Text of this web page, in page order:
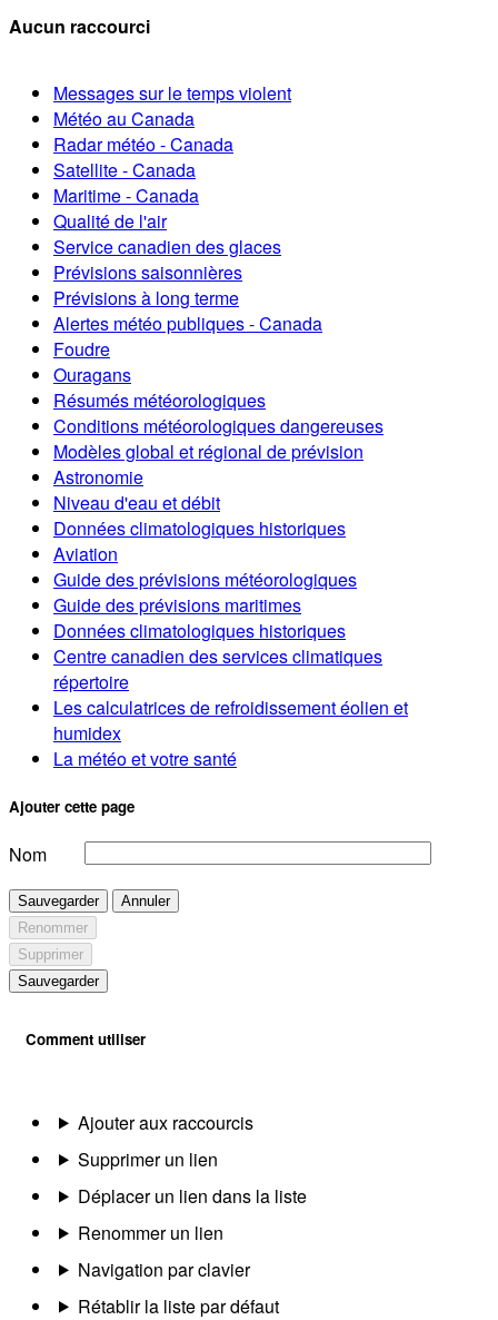
Aucun raccourci
Messages sur le temps violent
Météo au Canada
Radar météo - Canada
Satellite - Canada
Maritime - Canada
Qualité de l'air
Service canadien des glaces
Prévisions saisonnières
Prévisions à long terme
Alertes météo publiques - Canada
Foudre
Ouragans
Résumés météorologiques
Conditions météorologiques dangereuses
Modèles global et régional de prévision
Astronomie
Niveau d'eau et débit
Données climatologiques historiques
Aviation
Guide des prévisions météorologiques
Guide des prévisions maritimes
Données climatologiques historiques
Centre canadien des services climatiques
répertoire
Les calculatrices de refroidissement éolien et
humidex
La météo et votre santé
Ajouter cette page
Nom
Sauvegarder
Annuler
Renommer
Supprimer
Sauvegarder
Comment utiliser
Ajouter aux raccourcis
Supprimer un lien
Déplacer un lien dans la liste
Renommer un lien
Navigation par clavier
Rétablir la liste par défaut